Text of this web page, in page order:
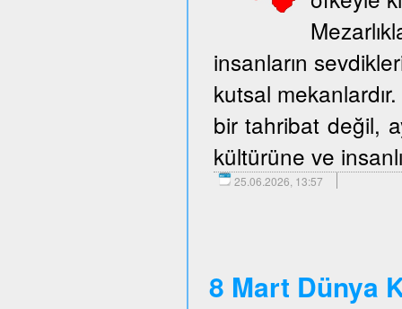
insanların
kutsal
bir tahribat değil,
kültürüne ve
25.06.2026, 13:57
8 Mart Dünya